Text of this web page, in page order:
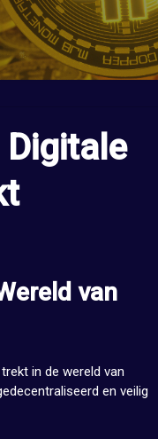
Digitale
van
in de wereld van
en veilig